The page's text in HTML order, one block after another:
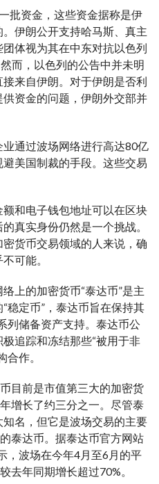
批资金，这些资金据称是伊
伊朗公开支持哈马斯、真主
体视为其在中东对抗以色列
而，以色列的公告中并未明
来自伊朗。对于伊朗是否利
资金的问题，伊朗外交部并
通过波场网络进行高达80亿
美国制裁的手段。这些交易
和电子钱包地址可以在区块
真实身份仍然是一个挑战。
货币交易领域的人来说，确
可能。
上的加密货币“泰达币”是主
稳定币”，泰达币旨在保持其
列储备资产支持。泰达币公
追踪和冻结那些“被用于非
合作。
目前是市值第三大的加密货
增长了约三分之一。尽管泰
名，但它是波场交易的主要
泰达币。据泰达币官方网站
，波场在今年4月至6月的平
去年同期增长超过70%。